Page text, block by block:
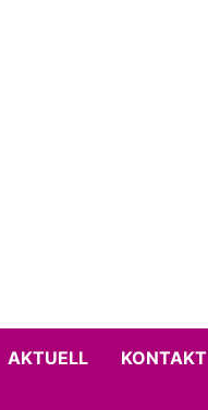
AKTUELL KONTAKT